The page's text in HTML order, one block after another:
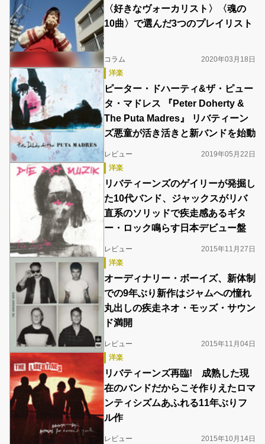
〈好きなヴォーカリスト〉〈魂の
10曲〉で選んだ3つのプレイリスト
コラム
2020年03月18日
洋楽
ピーター・ドハーティ&ザ・ピュー
タ・マドレス 『Peter Doherty &
The Puta Madres』 リバティーン
ズ悪童が活き活きと新バンドを始動
レビュー
2019年05月22日
洋楽
リバティーンズのゲイリーが発掘し
た10代バンド、ジャックスがリバ
直系のソリッドで疾走感あるギタ
ー・ロック鳴らす日本デビュー盤
レビュー
2015年11月27日
洋楽
オーディナリー・ボーイズ、新体制
での9年ぶり新作はジャムへの憧れ
丸出しの疾走ネオ・モッズ・サウン
ド満開
レビュー
2015年11月04日
洋楽
リバティーンズ再臨! 成熟した現
在のバンドだからこそ作りえたロマ
ンティシズムあふれる11年ぶりフ
ル作
レビュー 2015年10月14日